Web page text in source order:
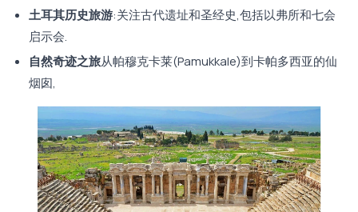
土耳其历史旅游:关注古代遗址和圣经史,包括以弗所和七会
启示会.
自然奇迹之旅从帕穆克卡莱(Pamukkale)到卡帕多西亚的仙
烟囱,